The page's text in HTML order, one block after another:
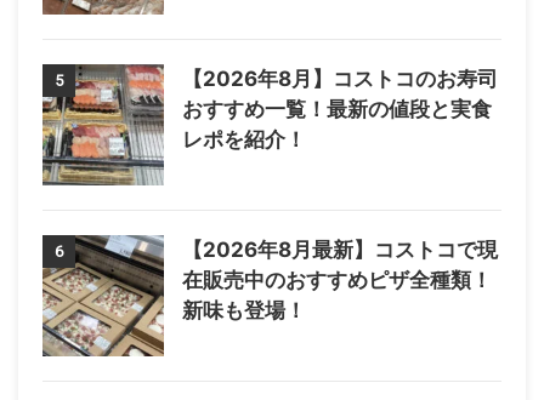
5
【2026年8月】コストコのお寿司
おすすめ一覧！最新の値段と実食
レポを紹介！
6
【2026年8月最新】コストコで現
在販売中のおすすめピザ全種類！
新味も登場！